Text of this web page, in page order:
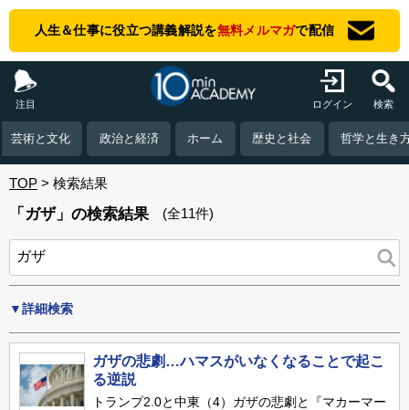
人生＆仕事に役立つ講義解説を無料メルマガで配信
注目 ログイン 検索
芸術と文化 政治と経済 ホーム 歴史と社会 哲学と生き
TOP 検索結果
「ガザ」の検索結果 (全11件)
▼詳細検索
ガザの悲劇…ハマスがいなくなることで起こ
る逆説
トランプ2.0と中東（4）ガザの悲劇と『マカーマー